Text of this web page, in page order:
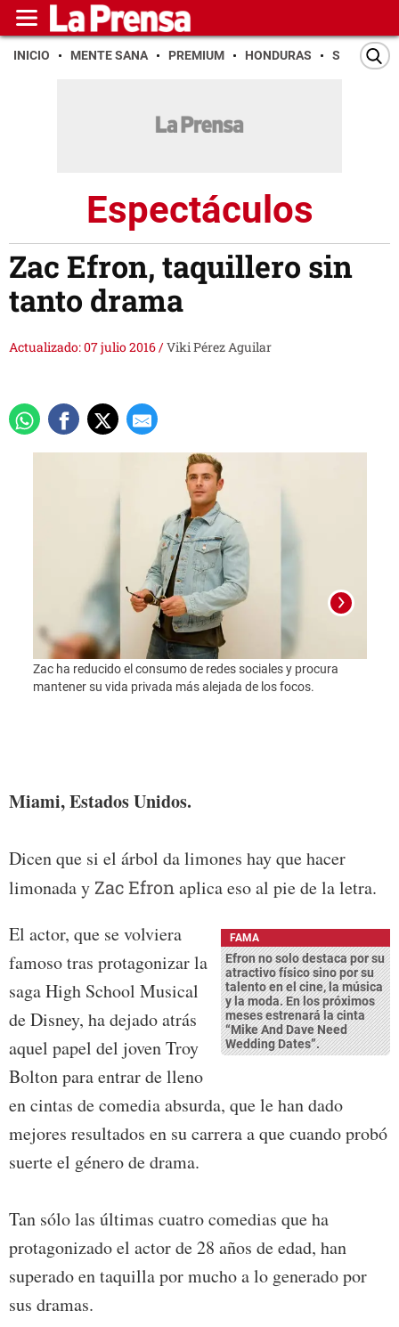
INICIO MENTE SANA PREMIUM HONDURAS SAN PEDRO
Espectáculos
Zac Efron, taquillero sin
tanto drama
Actualizado: 07 julio 2016/Viki Pérez Aguilar
Zac ha reducido el consumo de redes sociales y procura
mantener su vida privada más alejada de los focos.
Miami, Estados Unidos.
Dicen que si el árbol da limones hay que hacer
limonada y Zac Efronaplica eso al pie de la letra.
FAMA
Efron no solo destaca por su
atractivo físico sino por su
talento en el cine, la música
y la moda. En los próximos
meses estrenará la cinta
“Mike And Dave Need
Wedding Dates”.
El actor, que se volviera
famoso tras protagonizar la
saga High School Musical
de Disney, ha dejado atrás
aquel papel del joven Troy
Bolton para entrar de lleno
en cintas de comedia absurda, que le han dado
mejores resultados en su carrera a que cuando probó
suerte el género de drama.
Tan sólo las últimas cuatro comedias que ha
protagonizado el actor de 28 años de edad, han
superado en taquilla por mucho a lo generado por
sus dramas.